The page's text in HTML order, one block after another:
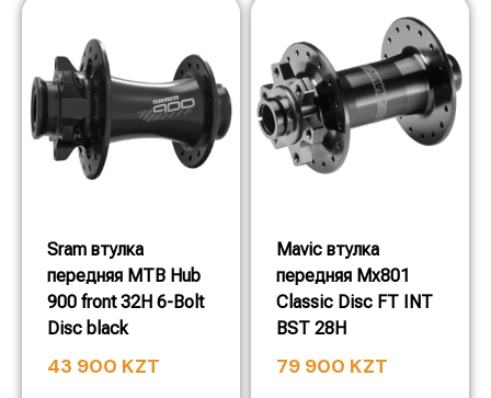
Sram втулка
передняя MTB Hub
900 front 32H 6-Bolt
Disc black
43 900 KZT
Mavic втулка
передняя Mx801
Classic Disc FT INT
BST 28H
79 900 KZT